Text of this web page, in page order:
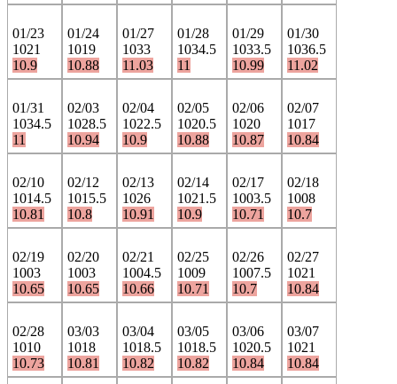
01/23
1021
10.9
01/24
1019
10.88
01/27
1033
11.03
01/28
1034.5
11
01/29
1033.5
10.99
01/30
1036.5
11.02
01/31
1034.5
11
02/03
1028.5
10.94
02/04
1022.5
10.9
02/05
1020.5
10.88
02/06
1020
10.87
02/07
1017
10.84
02/10
1014.5
10.81
02/12
1015.5
10.8
02/13
1026
10.91
02/14
1021.5
10.9
02/17
1003.5
10.71
02/18
1008
10.7
02/19
1003
10.65
02/20
1003
10.65
02/21
1004.5
10.66
02/25
1009
10.71
02/26
1007.5
10.7
02/27
1021
10.84
02/28
1010
10.73
03/03
1018
10.81
03/04
1018.5
10.82
03/05
1018.5
10.82
03/06
1020.5
10.84
03/07
1021
10.84